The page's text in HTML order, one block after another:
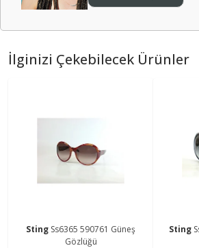
İlginizi Çekebilecek Ürünler
Sting Ss6365 590761 Güneş
Gözlüğü
Sting